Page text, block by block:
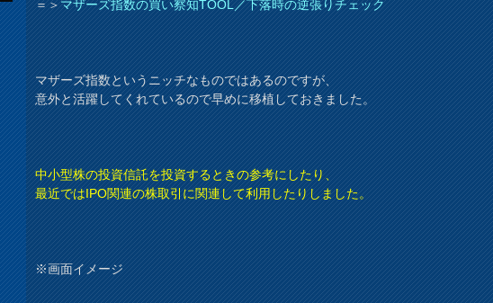
＝＞マザーズ指数の買い察知TOOL／下落時の逆張りチェック
マザーズ指数というニッチなものではあるのですが、
意外と活躍してくれているので早めに移植しておきました。
中小型株の投資信託を投資するときの参考にしたり、
最近ではIPO関連の株取引に関連して利用したりしました。
※画面イメージ